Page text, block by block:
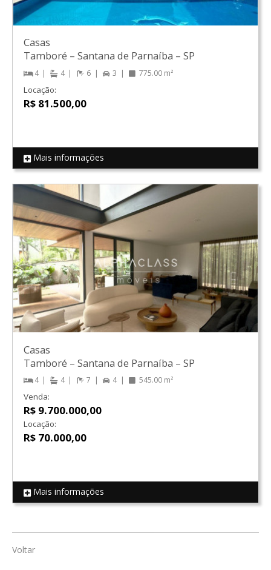
REF 16445
Casas
Tamboré – Santana de Parnaíba – SP
4 4 6 3 775.00 m²
Locação:
R$ 81.500,00
Mais informações
REF 16045
Casas
Tamboré – Santana de Parnaíba – SP
4 4 7 4 545.00 m²
Venda:
R$ 9.700.000,00
Locação:
R$ 70.000,00
Mais informações
Voltar